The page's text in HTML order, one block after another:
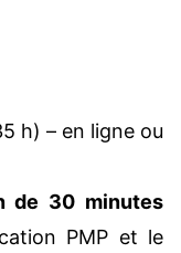
h) – en ligne ou
de 30 minutes
PMP et le